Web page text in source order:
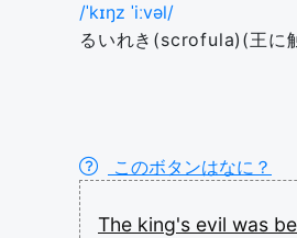
/ˈkɪŋz ˈiːvəl/
るいれき(scrofula)(王に
このボタンはなに？
The king's evil was